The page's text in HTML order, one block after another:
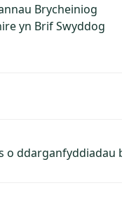
Brycheiniog
yn Brif Swyddog
o ddarganfyddiadau